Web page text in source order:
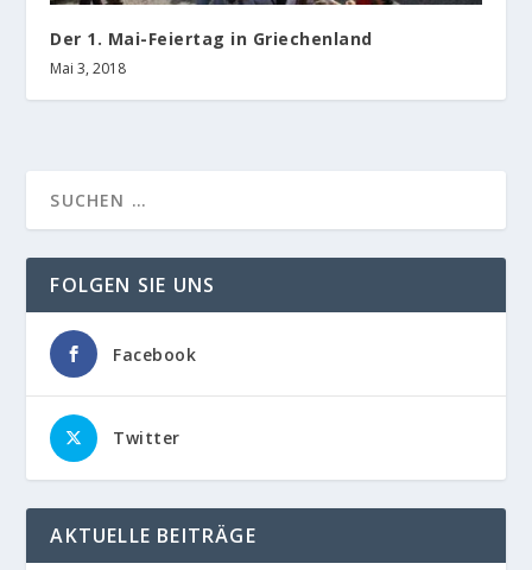
Der 1. Mai-Feiertag in Griechenland
Mai 3, 2018
FOLGEN SIE UNS
Facebook
Twitter
AKTUELLE BEITRÄGE